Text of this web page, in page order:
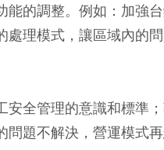
的調整。例如：加強
理模式，讓區域內的
全管理的意識和標準
題不解決，營運模式